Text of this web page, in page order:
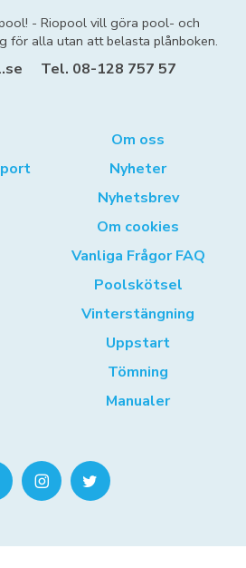
- Riopool vill göra pool- och
för alla utan att belasta plånboken.
Tel. 08-128 757 57
Om oss
Nyheter
Nyhetsbrev
Om cookies
Vanliga Frågor FAQ
Poolskötsel
Vinterstängning
Uppstart
Tömning
Manualer